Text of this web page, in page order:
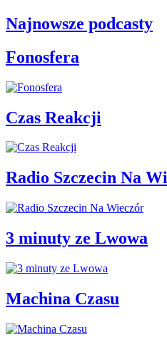
Najnowsze podcasty
Fonosfera
Czas Reakcji
Radio Szczecin Na
3 minuty ze Lwowa
Machina Czasu